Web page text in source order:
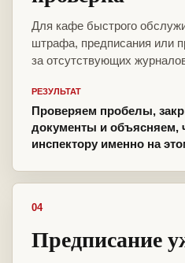
Для кафе быстрого
штрафа, предписания или
за отсутствующих
РЕЗУЛЬТАТ
Проверяем пробелы,
документы и объясняем,
инспектору именно на
04
Предписание